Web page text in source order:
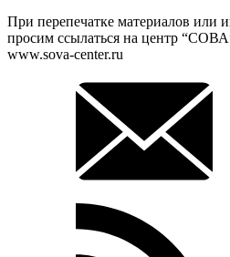
При перепечатке материалов или
просим ссылаться на центр
www.sova-center.ru